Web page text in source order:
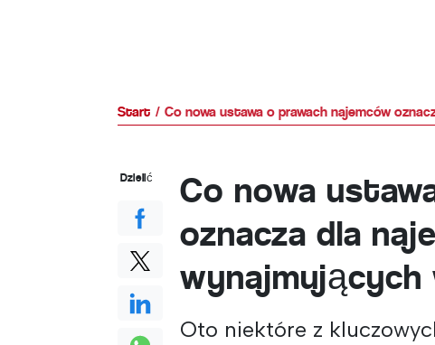
Start Co nowa ustawa o prawach najemców
Co nowa
oznacza dla
Oto niektóre z
Dzielić